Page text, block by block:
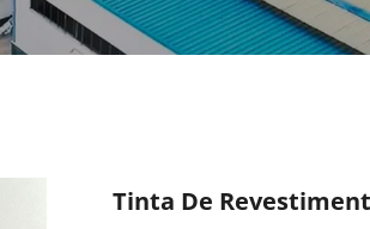
Tinta De